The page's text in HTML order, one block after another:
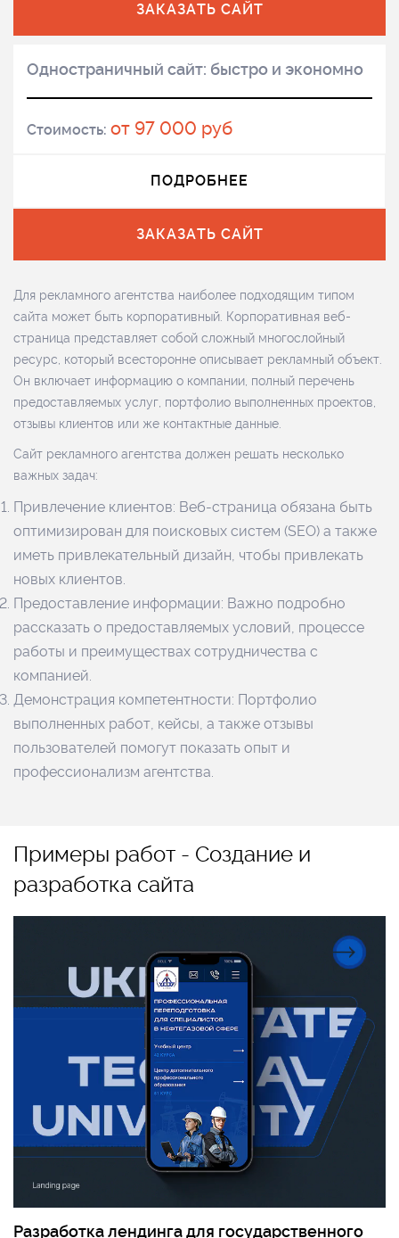
ЗАКАЗАТЬ САЙТ
Одностраничный сайт: быстро и экономно
Стоимость: от 97 000 руб
ПОДРОБНЕЕ
ЗАКАЗАТЬ САЙТ
Для рекламного агентства наиболее подходящим типом
сайта может быть корпоративный. Корпоративная веб-
страница представляет собой сложный многослойный
ресурс, который всесторонне описывает рекламный объект.
Он включает информацию о компании, полный перечень
предоставляемых услуг, портфолио выполненных проектов,
отзывы клиентов или же контактные данные.
Сайт рекламного агентства должен решать несколько
важных задач:
Привлечение клиентов: Веб-страница обязана быть
оптимизирован для поисковых систем (SEO) а также
иметь привлекательный дизайн, чтобы привлекать
новых клиентов.
Предоставление информации: Важно подробно
рассказать о предоставляемых условий, процессе
работы и преимуществах сотрудничества с
компанией.
Демонстрация компетентности: Портфолио
выполненных работ, кейсы, а также отзывы
пользователей помогут показать опыт и
профессионализм агентства.
Примеры работ - Создание и
разработка сайта
Разработка лендинга для государственного